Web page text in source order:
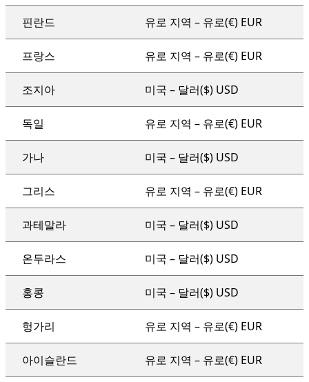
핀란드 유로 지역 – 유로(€) EUR
프랑스 유로 지역 – 유로(€) EUR
조지아 미국 – 달러($) USD
독일 유로 지역 – 유로(€) EUR
가나 미국 – 달러($) USD
그리스 유로 지역 – 유로(€) EUR
과테말라 미국 – 달러($) USD
온두라스 미국 – 달러($) USD
홍콩 미국 – 달러($) USD
헝가리 유로 지역 – 유로(€) EUR
아이슬란드 유로 지역 – 유로(€) EUR